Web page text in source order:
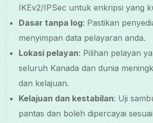
IKEv2/IPSec untuk enkripsi yang
Dasar tanpa log: Pastikan
menyimpan data pelayaran anda.
Lokasi pelayan: Pilihan pelayan
seluruh Kanada dan dunia
dan kelajuan.
Kelajuan dan kestabilan: Uji
pantas dan boleh dipercayai